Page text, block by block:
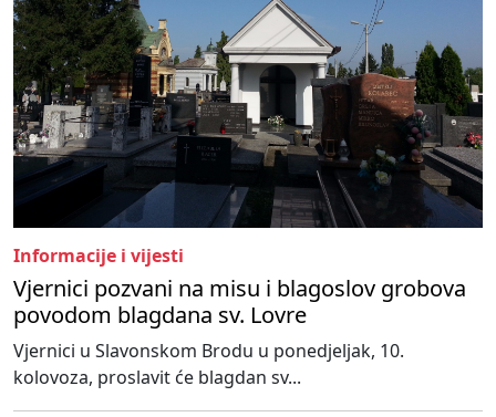
Informacije i vijesti
Vjernici pozvani na misu i blagoslov grobova
povodom blagdana sv. Lovre
Vjernici u Slavonskom Brodu u ponedjeljak, 10.
kolovoza, proslavit će blagdan sv...